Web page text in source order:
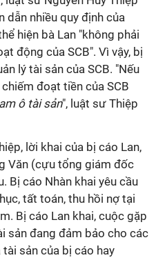
dẫn nhiều quy định của
hiện bà Lan "không phải
động của SCB". Vì vậy, bị
lý tài sản của SCB. "Nếu
đoạt tiền của SCB
ô tài sản", luật sư Thiệp
lời khai của bị cáo Lan,
Văn (cựu tổng giám đốc
Bị cáo Nhàn khai yêu cầu
tất toán, thu hồi nợ tại
Bị cáo Lan khai, cuộc gặp
sản đang đảm bảo cho các
tài sản của bị cáo hay